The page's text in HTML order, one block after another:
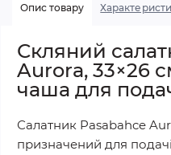
Опис товару
Скляний
Aurora, 33×26
чаша для
Салатник Pasabahce
призначений для подачі